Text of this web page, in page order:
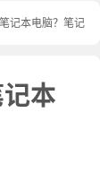
记本电脑？笔记
本